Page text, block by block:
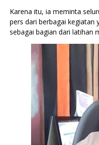
Karena itu, ia meminta
pers dari berbagai kegiatan
sebagai bagian dari latihan